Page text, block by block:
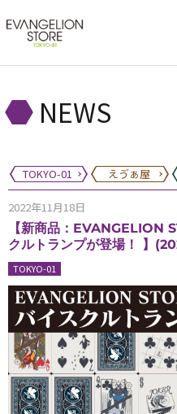
NEWS
TOKYO-01 えゔぁ屋
2022年11月18日
【新商品：EVANGELION
クルトランプが登場！ 】
TOKYO-01